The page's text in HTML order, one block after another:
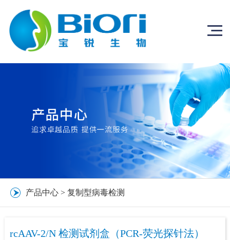
产品中心 > 复制型病毒检测
rcAAV-2/N 检测试剂盒（PCR-荧光探针法）